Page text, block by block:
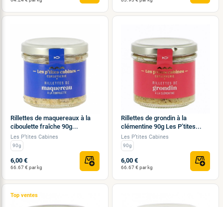
Rillettes de maquereaux à la
ciboulette fraîche 90g...
Les P’tites Cabines
90g
6,00 €
66.67 € par kg
Rillettes de grondin à la
clémentine 90g Les P’tites...
Les P’tites Cabines
90g
6,00 €
66.67 € par kg
Top ventes